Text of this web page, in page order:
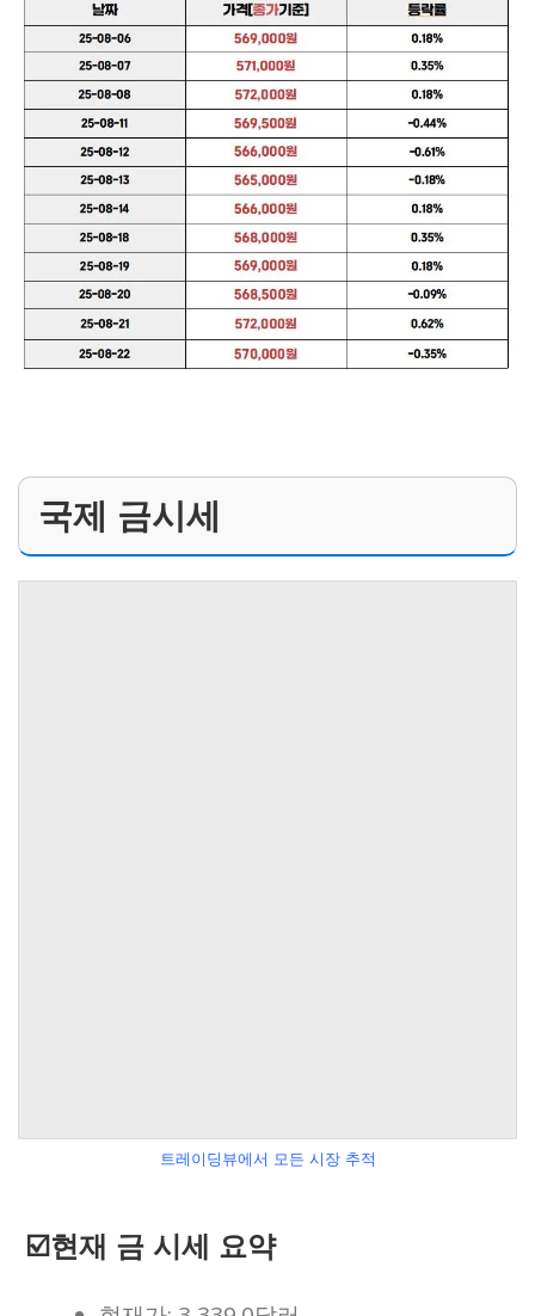
국제 금시세
트레이딩뷰에서 모든 시장 추적
☑️현재 금 시세 요약